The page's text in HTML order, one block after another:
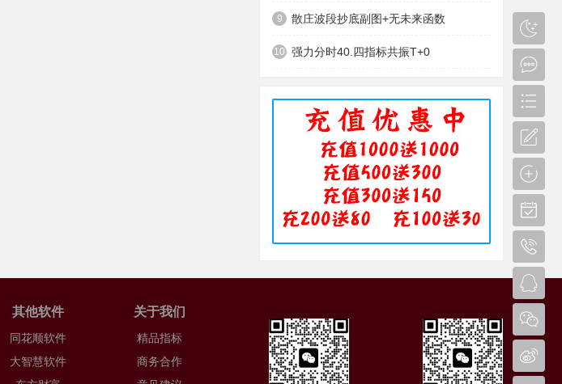
9 散庄波段抄底副图+无未来函数
10 强力分时40.四指标共振T+0
其他软件
同花顺软件
大智慧软件
关于我们
精品指标
商务合作